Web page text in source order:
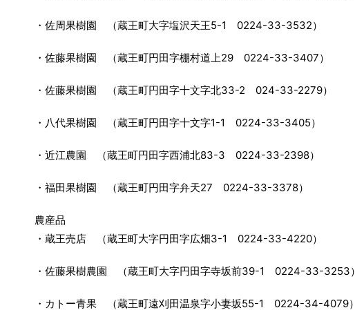
・佐周果樹園 （蔵王町大字塩沢天王5-1 0224-33-3532）
・佐藤果樹園 （蔵王町円田字棚村道上29 0224-33-3407）
・佐藤果樹園 （蔵王町円田字十文字北33-2 024-33-2279）
・八代果樹園 （蔵王町円田字十文字1-1 0224-33-3405）
・近江農園 （蔵王町円田字西浦北83-3 0224-33-2398）
・福田果樹園 （蔵王町円田字弁天27 0224-33-3378）
農産品
・蔵王売店 （蔵王町大字円田字広畑3-1 0224-33-4220）
・佐藤果樹農園 （蔵王町大字円田字寺坂前39-1 0224-33-3253）
・カトー青果 （蔵王町遠刈田温泉字小妻坂55-1 0224-34-4079）